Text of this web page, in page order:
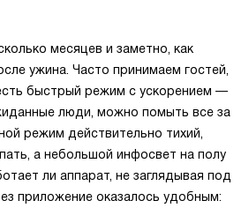
месяцев и заметно, как
ужина. Часто принимаем гостей,
быстрый режим с ускорением —
люди, можно помыть все за
режим действительно тихий,
а небольшой инфосвет на полу
ли аппарат, не заглядывая под
приложение оказалось удобным: